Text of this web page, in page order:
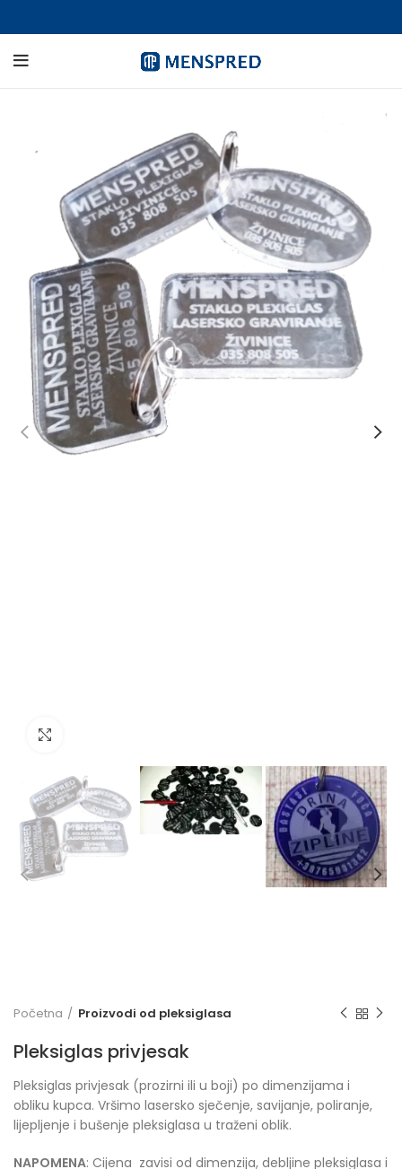
Početna Proizvodi od pleksiglasa
Pleksiglas privjesak
Pleksiglas privjesak (prozirni ili u boji) po dimenzijama i
obliku kupca. Vršimo lasersko sječenje, savijanje, poliranje,
lijepljenje i bušenje pleksiglasa u traženi oblik.
NAPOMENA: Cijena zavisi od dimenzija, debljine pleksiglasa i